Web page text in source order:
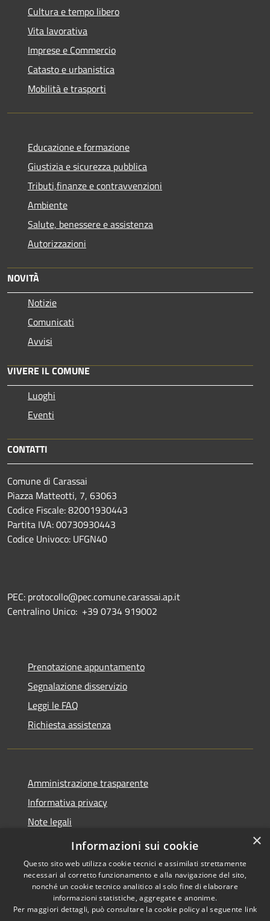
Cultura e tempo libero
Vita lavorativa
Imprese e Commercio
Catasto e urbanistica
Mobilità e trasporti
Educazione e formazione
Giustizia e sicurezza pubblica
Tributi,finanze e contravvenzioni
Ambiente
Salute, benessere e assistenza
Autorizzazioni
NOVITÀ
Notizie
Comunicati
Avvisi
VIVERE IL COMUNE
Luoghi
Eventi
CONTATTI
Comune di Carassai
Piazza Matteotti, 7, 63063
Codice Fiscale: 82001930443
Partita IVA: 00730930443
Codice Univoco: UFGN40
PEC: protocollo@pec.comune.carassai.ap.it
Centralino Unico: +39 0734 919002
Prenotazione appuntamento
Segnalazione disservizio
Leggi le FAQ
Richiesta assistenza
Amministrazione trasparente
Informativa privacy
Note legali
Dichiarazione di accessibilità
Accessibilità
Copyright © 2026 • Comune di
Carassai • Powered by
×
Informazioni sui cookie
Questo sito web utilizza cookie tecnici e assimilati strettamente
necessari al corretto funzionamento e alla navigazione del sito,
nonché un cookie tecnico analitico al solo fine di elaborare
informazioni statistiche, aggregate e anonime.
Per maggiori dettagli, può consultare la cookie policy al seguente link